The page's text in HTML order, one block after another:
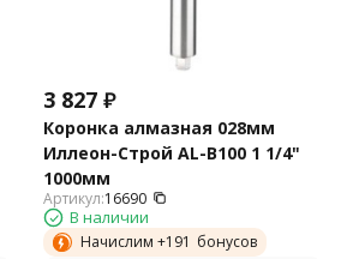
3 827 ₽
Коронка алмазная 028мм
Иллеон-Строй AL-B100 1 1/4"
1000мм
Артикул:16690
В наличии
Начислим +191 бонусов